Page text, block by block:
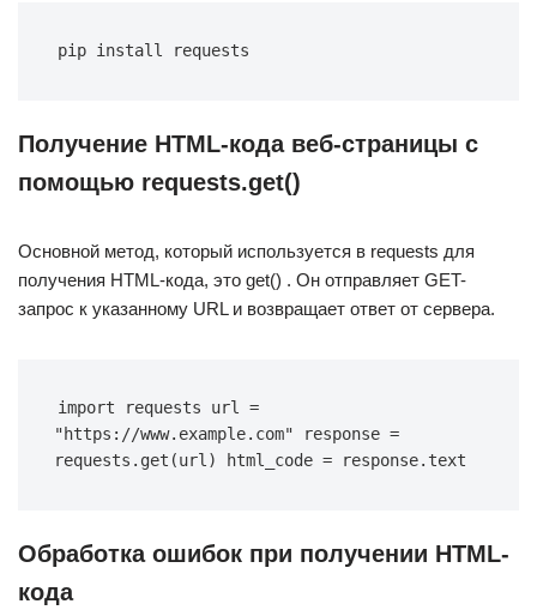
pip install requests
Получение HTML-кода веб-страницы с
помощью requests.get()
Основной метод, который используется в requests для
получения HTML-кода, это get() . Он отправляет GET-
запрос к указанному URL и возвращает ответ от сервера.
import requests url =
"https://www.example.com" response =
requests.get(url) html_code = response.text
Обработка ошибок при получении HTML-
кода